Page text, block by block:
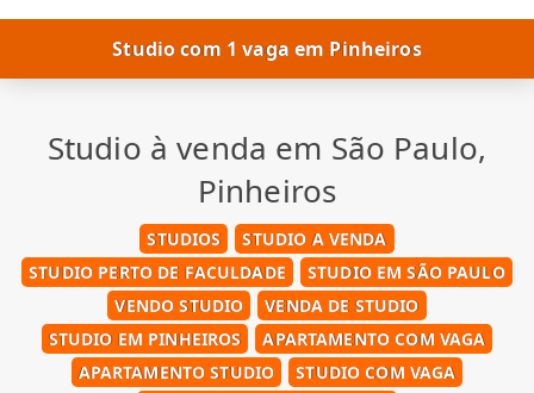
Studio com 1 vaga em Pinheiros
Studio à venda em São Paulo,
Pinheiros
STUDIOS
STUDIO A VENDA
STUDIO PERTO DE FACULDADE
STUDIO EM SÃO PAULO
VENDO STUDIO
VENDA DE STUDIO
STUDIO EM PINHEIROS
APARTAMENTO COM VAGA
APARTAMENTO STUDIO
STUDIO COM VAGA